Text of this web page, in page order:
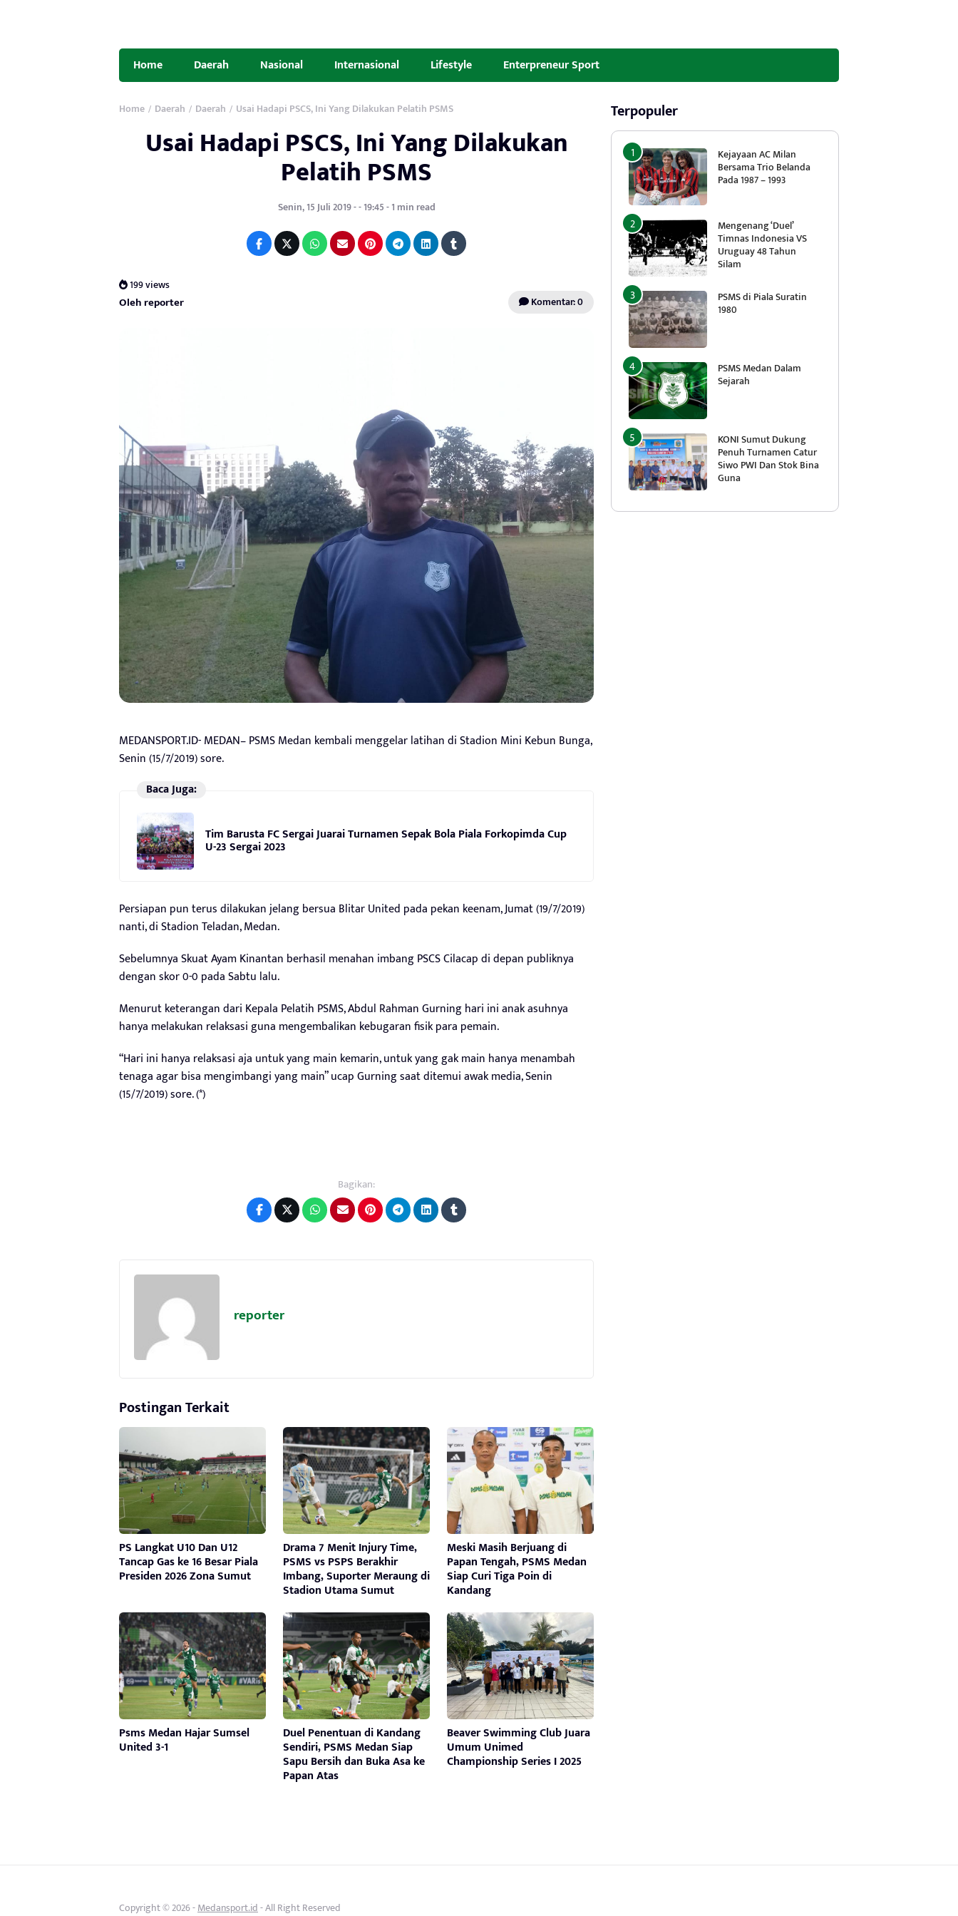
Home Daerah Nasional Internasional Lifestyle Enterpreneur Sport
Home / Daerah / Daerah / Usai Hadapi PSCS, Ini Yang Dilakukan Pelatih PSMS
Usai Hadapi PSCS, Ini Yang Dilakukan
Pelatih PSMS
Senin, 15 Juli 2019 - - 19:45 - 1 min read
199 views
Oleh reporter Komentar: 0
MEDANSPORT.ID- MEDAN– PSMS Medan kembali menggelar latihan di Stadion Mini Kebun Bunga,
Senin (15/7/2019) sore.
Baca Juga:
Tim Barusta FC Sergai Juarai Turnamen Sepak Bola Piala Forkopimda Cup
U-23 Sergai 2023
Persiapan pun terus dilakukan jelang bersua Blitar United pada pekan keenam, Jumat (19/7/2019)
nanti, di Stadion Teladan, Medan.
Sebelumnya Skuat Ayam Kinantan berhasil menahan imbang PSCS Cilacap di depan publiknya
dengan skor 0-0 pada Sabtu lalu.
Menurut keterangan dari Kepala Pelatih PSMS, Abdul Rahman Gurning hari ini anak asuhnya
hanya melakukan relaksasi guna mengembalikan kebugaran fisik para pemain.
“Hari ini hanya relaksasi aja untuk yang main kemarin, untuk yang gak main hanya menambah
tenaga agar bisa mengimbangi yang main” ucap Gurning saat ditemui awak media, Senin
(15/7/2019) sore. (*)
Bagikan:
reporter
Postingan Terkait
PS Langkat U10 Dan U12
Tancap Gas ke 16 Besar Piala
Presiden 2026 Zona Sumut
Drama 7 Menit Injury Time,
PSMS vs PSPS Berakhir
Imbang, Suporter Meraung di
Stadion Utama Sumut
Meski Masih Berjuang di
Papan Tengah, PSMS Medan
Siap Curi Tiga Poin di
Kandang
Psms Medan Hajar Sumsel
United 3-1
Duel Penentuan di Kandang
Sendiri, PSMS Medan Siap
Sapu Bersih dan Buka Asa ke
Papan Atas
Beaver Swimming Club Juara
Umum Unimed
Championship Series I 2025
Terpopuler
Kejayaan AC Milan
Bersama Trio Belanda
Pada 1987 – 1993
Mengenang ‘Duel’
Timnas Indonesia VS
Uruguay 48 Tahun
Silam
PSMS di Piala Suratin
1980
PSMS Medan Dalam
Sejarah
KONI Sumut Dukung
Penuh Turnamen Catur
Siwo PWI Dan Stok Bina
Guna
Copyright © 2026 -Medansport.id- All Right Reserved